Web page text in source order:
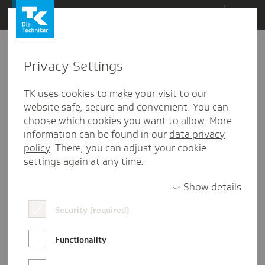
Direkt
Inhalt
Arbeitgeberwettbewerb
Privacy Settings
TK uses cookies to make your visit to our
website safe, secure and convenient. You can
choose which cookies you want to allow. More
information can be found in our data privacy
policy. There, you can adjust your cookie
settings again at any time.
Show details
Security (required)
Functionality